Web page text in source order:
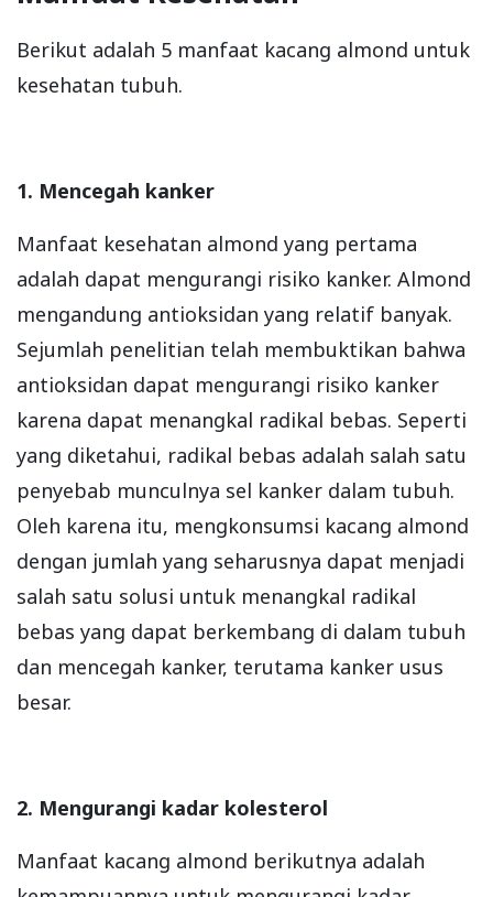
Berikut adalah 5 manfaat kacang almond untuk
kesehatan tubuh.
1. Mencegah kanker
Manfaat kesehatan almond yang pertama
adalah dapat mengurangi risiko kanker. Almond
mengandung antioksidan yang relatif banyak.
Sejumlah penelitian telah membuktikan bahwa
antioksidan dapat mengurangi risiko kanker
karena dapat menangkal radikal bebas. Seperti
yang diketahui, radikal bebas adalah salah satu
penyebab munculnya sel kanker dalam tubuh.
Oleh karena itu, mengkonsumsi kacang almond
dengan jumlah yang seharusnya dapat menjadi
salah satu solusi untuk menangkal radikal
bebas yang dapat berkembang di dalam tubuh
dan mencegah kanker, terutama kanker usus
besar.
2. Mengurangi kadar kolesterol
Manfaat kacang almond berikutnya adalah